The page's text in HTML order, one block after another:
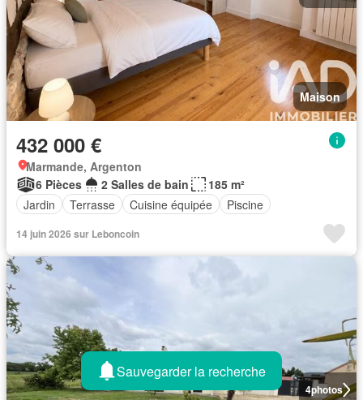
Maison
432 000 €
Marmande, Argenton
6 Pièces
2 Salles de bain
185 m²
Jardin
Terrasse Cuisine équipée Piscine
14 juin 2026 sur Leboncoin
4photos
Sauvegarder la recherche